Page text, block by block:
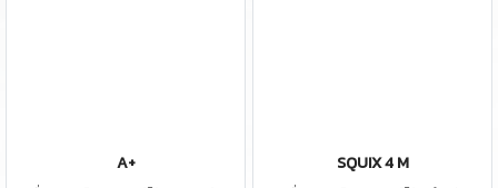
A+
SQUIX 4 M